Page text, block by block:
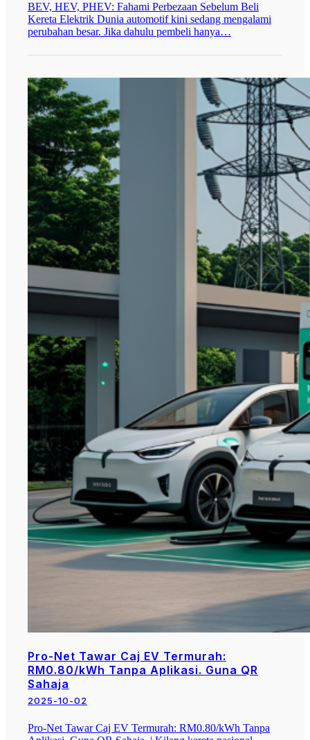
BEV, HEV, PHEV: Fahami Perbezaan Sebelum Beli
Kereta Elektrik Dunia automotif kini sedang mengalami
perubahan besar. Jika dahulu pembeli hanya…
Pro-Net Tawar Caj EV Termurah:
RM0.80/kWh Tanpa Aplikasi. Guna QR
Sahaja
2025-10-02
Pro-Net Tawar Caj EV Termurah: RM0.80/kWh Tanpa